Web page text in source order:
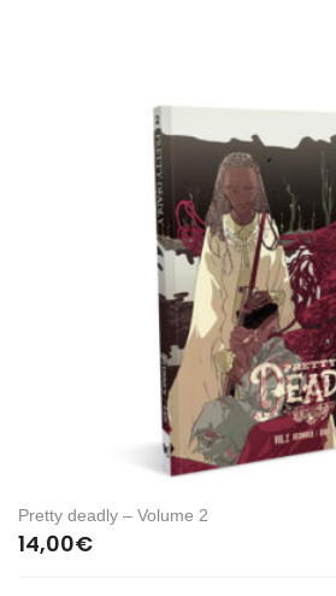
Pretty deadly – Volume 2
14,00€